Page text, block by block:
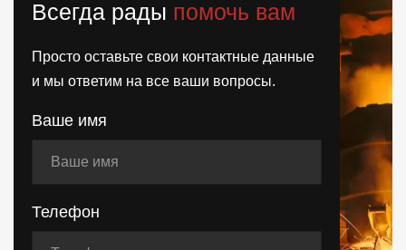
Всегда рады помочь вам
Просто оставьте свои контактные данные
и мы ответим на все ваши вопросы.
Ваше имя
Телефон